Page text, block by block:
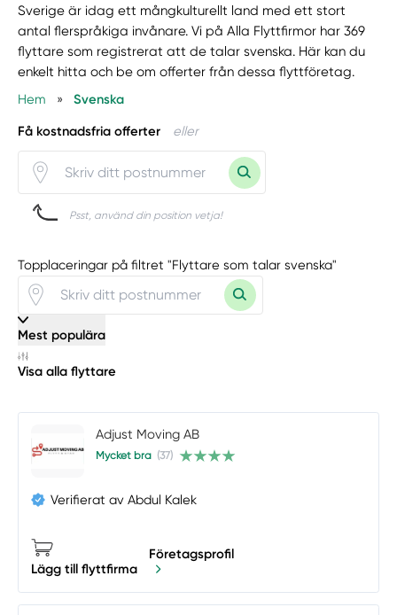
Sverige är idag ett mångkulturellt land med ett stort
antal flerspråkiga invånare. Vi på Alla Flyttfirmor har 369
flyttare som registrerat att de talar svenska. Här kan du
enkelt hitta och be om offerter från dessa flyttföretag.
Hem
» Svenska
Få kostnadsfria offerter eller
Psst, använd din position vetja!
Topplaceringar på filtret "Flyttare som talar svenska"
Mest populära
Visa alla flyttare
Adjust Moving AB
Mycket bra (37)
Verifierat av Abdul Kalek
Lägg till flyttfirma
Företagsprofil